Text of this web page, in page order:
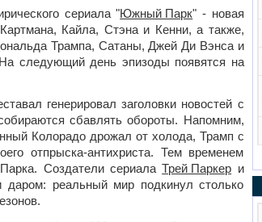
сериала "Южный Парк" - новая
Кайла, Стэна и Кенни, а также,
Трампа, Сатаны, Джей Ди Вэнса и
следующий день эпизоды появятся на
генерировал заголовки новостей с
сбавлять обороты. Напомним,
Колорадо дрожал от холода, Трамп с
отпрыска-антихриста. Тем временем
Создатели сериалаТрей Паркер и
реальный мир подкинул столько